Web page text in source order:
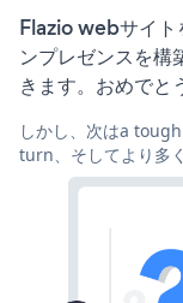
Flazio webサイト
ンプレゼンスを構
きます。おめでと
しかし、次はa
turn、そしてより多